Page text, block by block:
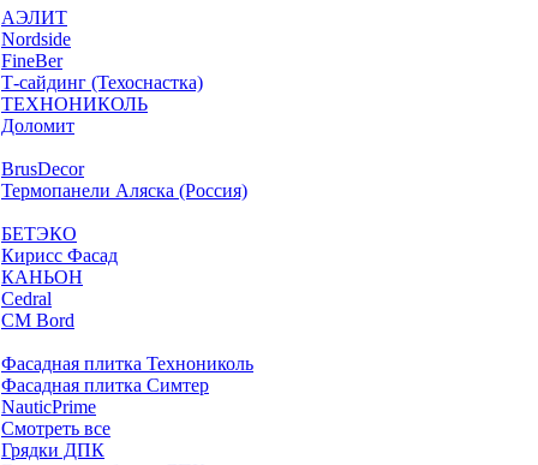
АЭЛИТ
Nordside
FineBer
Т-сайдинг (Техоснастка)
ТЕХНОНИКОЛЬ
Доломит
BrusDecor
Термопанели Аляска (Россия)
БЕТЭКО
Кирисс Фасад
КАНЬОН
Cedral
CM Bord
Фасадная плитка Технониколь
Фасадная плитка Симтер
NauticPrime
Смотреть все
Грядки ДПК